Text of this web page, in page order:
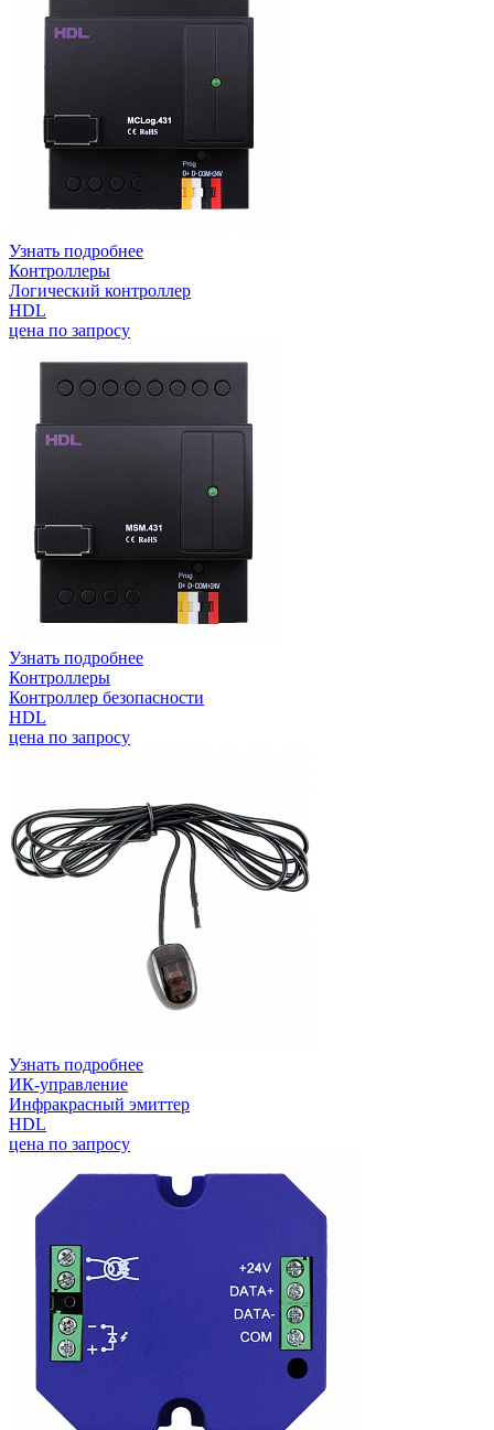
Узнать подробнее
Контроллеры
Логический контроллер
HDL
цена по запросу
Узнать подробнее
Контроллеры
Контроллер безопасности
HDL
цена по запросу
Узнать подробнее
ИК-управление
Инфракрасный эмиттер
HDL
цена по запросу